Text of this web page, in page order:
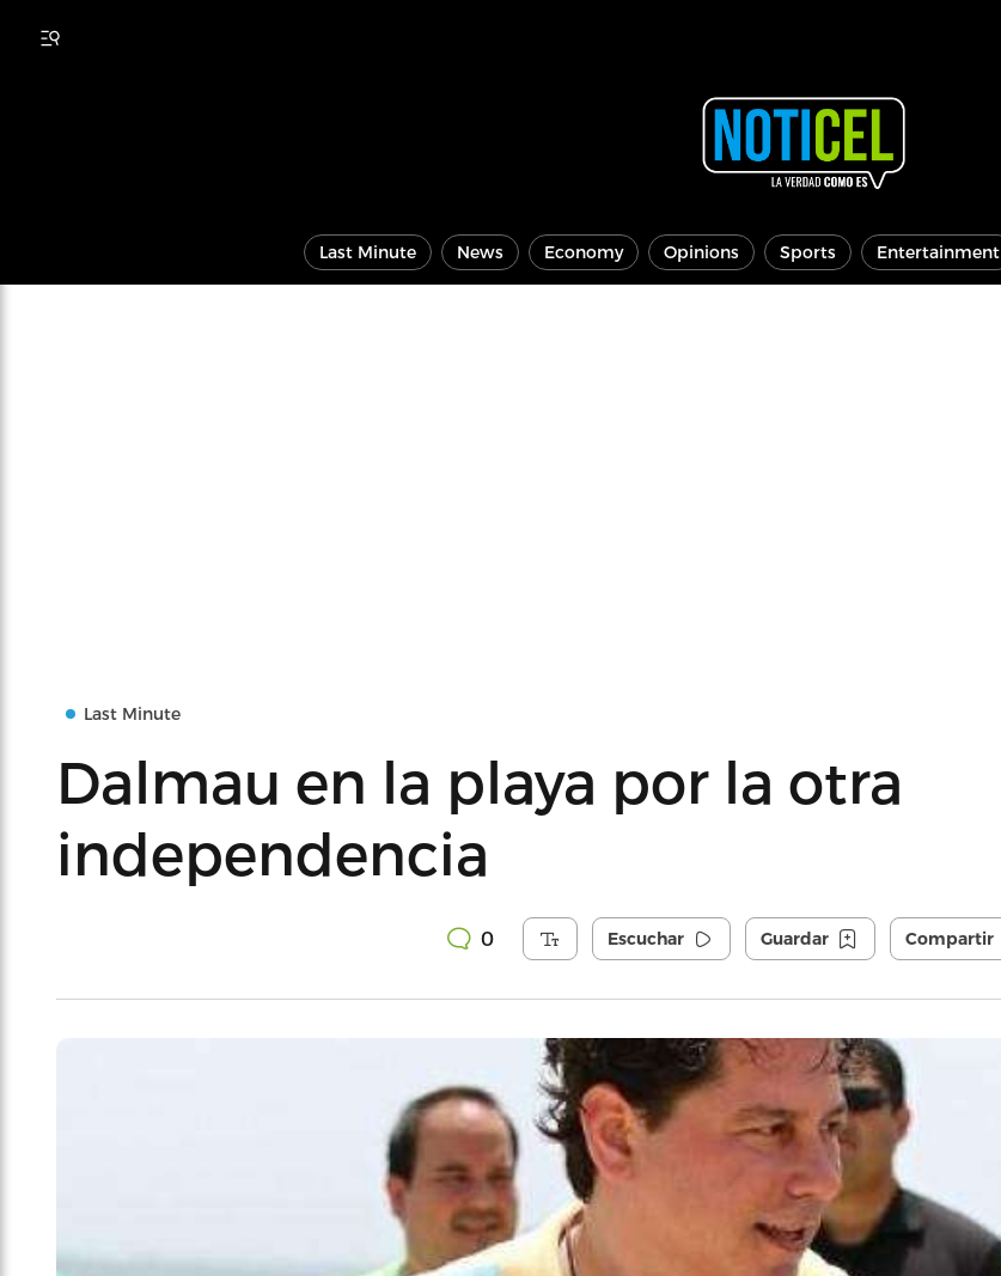
Last Minute News Economy Opinions Sports Entertainment
Last Minute
Dalmau en la playa por la otra
independencia
0 Escuchar Guardar Compartir